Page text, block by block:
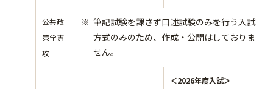
公共政
策学専
攻
筆記試験を課さず口述試験のみを行う入試
方式のみのため、作成・公開はしておりま
せん。
＜2026年度入試＞